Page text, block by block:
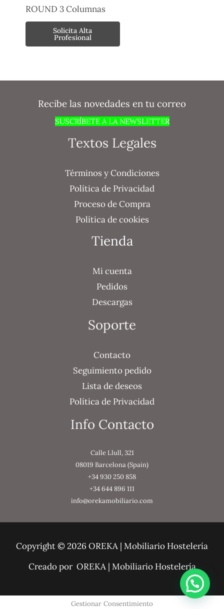
ROUND 3 Columnas
Solicita Alta
Profesional
Recibe las novedades en tu correo
SUSCRÍBETE A LA NEWSLETTER
Textos Legales
Términos y Condiciones
Política de Privacidad
Proceso de Compra
Política de cookies
Tienda
Mi cuenta
Pedidos
Descargas
Soporte
Contacto
Seguimiento pedido
Lista de deseos
Política de Privacidad
Info Contacto
Calle Llull, 321
08019 Barcelona (Spain)
+34 930 250 858
+34 644 896 111
info@orekamobiliario.com
Copyright © 2026 OREKA | Mobiliario Hostelería
Creado por OREKA | Mobiliario Hostelería
Gestionar Consentimiento